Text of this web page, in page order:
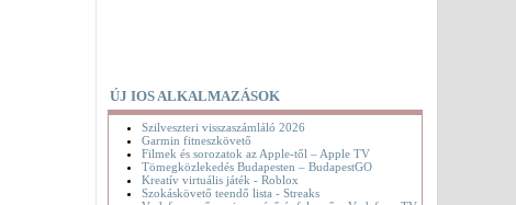
ÚJ IOS ALKALMAZÁSOK
Szilveszteri visszaszámláló 2026
Garmin fitneszkövető
Filmek és sorozatok az Apple-től – Apple TV
Tömegközlekedés Budapesten – BudapestGO
Kreatív virtuális játék - Roblox
Szokáskövető teendő lista - Streaks